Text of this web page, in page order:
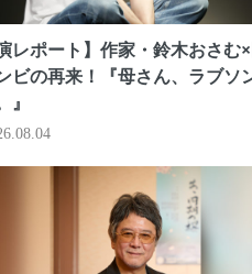
レポート】作家・鈴木おさむ
ビの再来！『母さん、ラブソ
』